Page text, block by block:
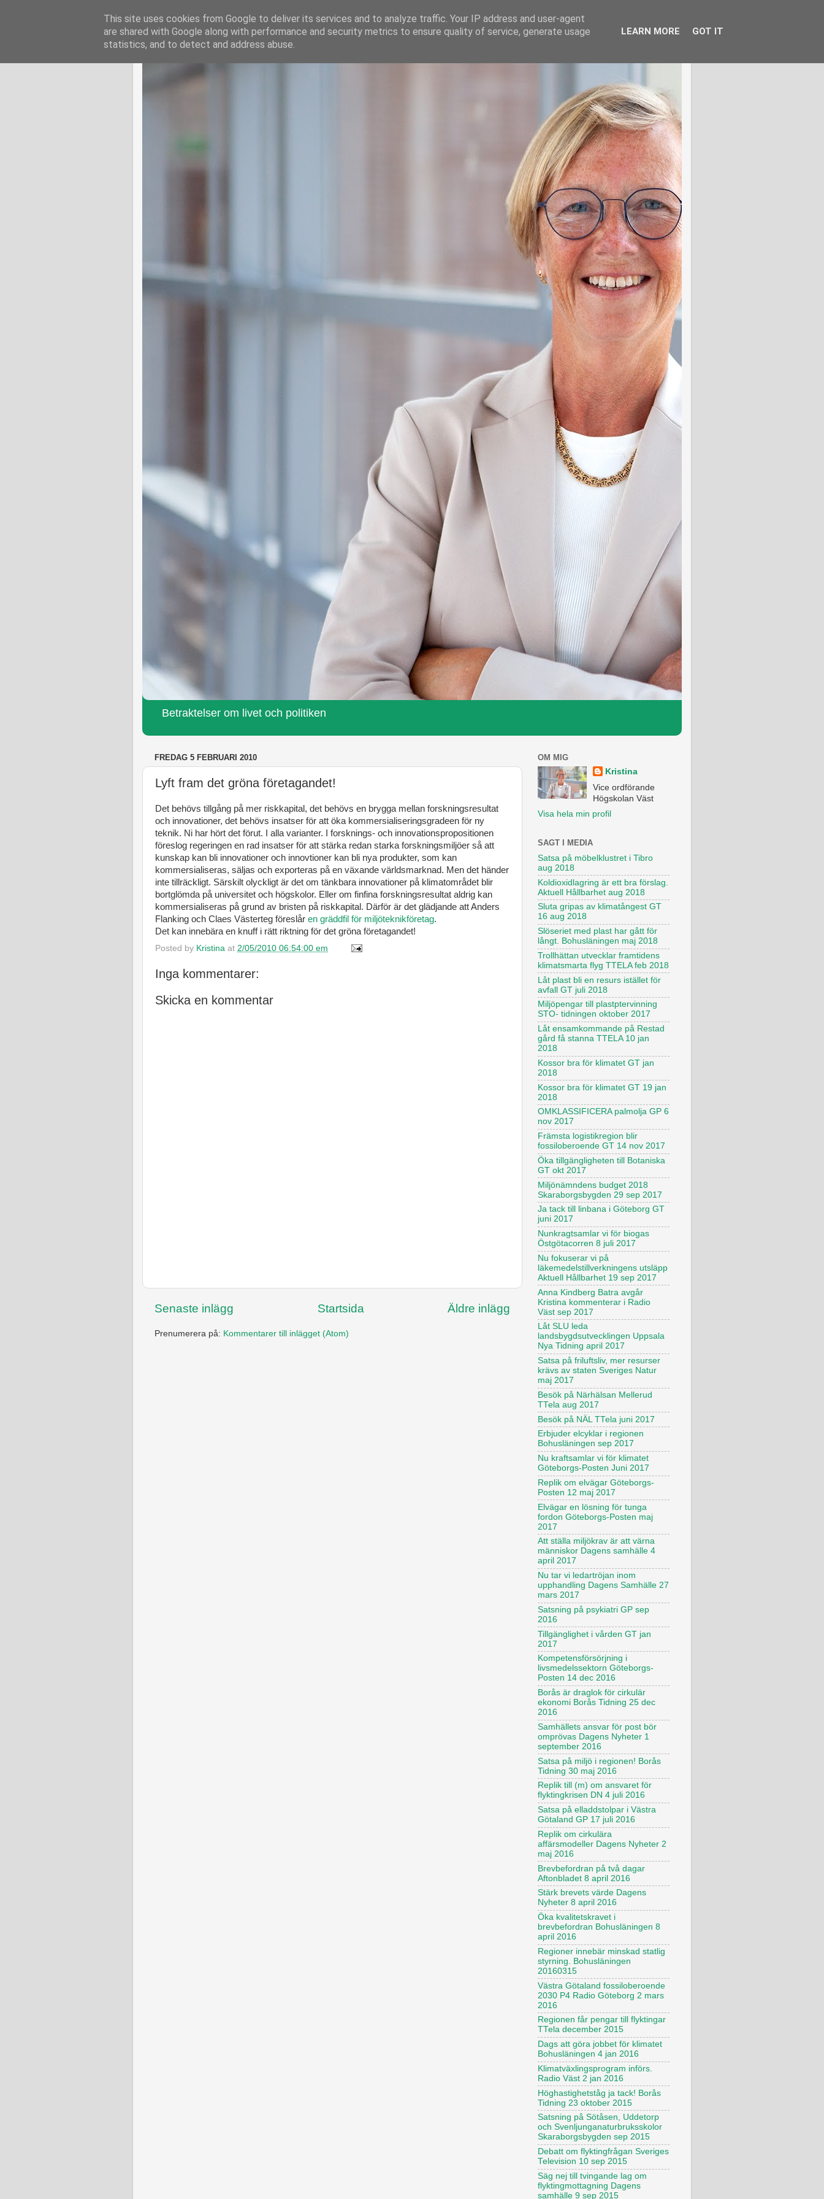
Betraktelser om livet och politiken
FREDAG 5 FEBRUARI 2010
Lyft fram det gröna företagandet!
Det behövs tillgång på mer riskkapital, det behövs en brygga mellan forskningsresultat
och innovationer, det behövs insatser för att öka kommersialiseringsgradeen för ny
teknik. Ni har hört det förut. I alla varianter. I forsknings- och innovationspropositionen
föreslog regeringen en rad insatser för att stärka redan starka forskningsmiljöer så att
kunskap kan bli innovationer och innovtioner kan bli nya produkter, som kan
kommersialiseras, säljas och exporteras på en växande världsmarknad. Men det händer
inte tillräckligt. Särskilt olyckligt är det om tänkbara innovationer på klimatområdet blir
bortglömda på universitet och högskolor. Eller om finfina forskningsresultat aldrig kan
kommersialiseras på grund av bristen på riskkapital. Därför är det glädjande att Anders
Flanking och Claes Västerteg föreslår en gräddfil för miljöteknikföretag.
Det kan innebära en knuff i rätt riktning för det gröna företagandet!
Posted by Kristina at 2/05/2010 06:54:00 em
Inga kommentarer:
Skicka en kommentar
Senaste inlägg Äldre inlägg
Startsida
Prenumerera på: Kommentarer till inlägget (Atom)
OM MIG
Kristina
Vice ordförande
Högskolan Väst
Visa hela min profil
SAGT I MEDIA
Satsa på möbelklustret i Tibro
aug 2018
Koldioxidlagring är ett bra förslag.
Aktuell Hållbarhet aug 2018
Sluta gripas av klimatångest GT
16 aug 2018
Slöseriet med plast har gått för
långt. Bohusläningen maj 2018
Trollhättan utvecklar framtidens
klimatsmarta flyg TTELA feb 2018
Låt plast bli en resurs istället för
avfall GT juli 2018
Miljöpengar till plastptervinning
STO- tidningen oktober 2017
Låt ensamkommande på Restad
gård få stanna TTELA 10 jan
2018
Kossor bra för klimatet GT jan
2018
Kossor bra för klimatet GT 19 jan
2018
OMKLASSIFICERA palmolja GP 6
nov 2017
Främsta logistikregion blir
fossiloberoende GT 14 nov 2017
Öka tillgängligheten till Botaniska
GT okt 2017
Miljönämndens budget 2018
Skaraborgsbygden 29 sep 2017
Ja tack till linbana i Göteborg GT
juni 2017
Nunkragtsamlar vi för biogas
Östgötacorren 8 juli 2017
Nu fokuserar vi på
läkemedelstillverkningens utsläpp
Aktuell Hållbarhet 19 sep 2017
Anna Kindberg Batra avgår
Kristina kommenterar i Radio
Väst sep 2017
Låt SLU leda
landsbygdsutvecklingen Uppsala
Nya Tidning april 2017
Satsa på friluftsliv, mer resurser
krävs av staten Sveriges Natur
maj 2017
Besök på Närhälsan Mellerud
TTela aug 2017
Besök på NÄL TTela juni 2017
Erbjuder elcyklar i regionen
Bohusläningen sep 2017
Nu kraftsamlar vi för klimatet
Göteborgs-Posten Juni 2017
Replik om elvägar Göteborgs-
Posten 12 maj 2017
Elvägar en lösning för tunga
fordon Göteborgs-Posten maj
2017
Att ställa miljökrav är att värna
människor Dagens samhälle 4
april 2017
Nu tar vi ledartröjan inom
upphandling Dagens Samhälle 27
mars 2017
Satsning på psykiatri GP sep
2016
Tillgänglighet i vården GT jan
2017
Kompetensförsörjning i
livsmedelssektorn Göteborgs-
Posten 14 dec 2016
Borås är draglok för cirkulär
ekonomi Borås Tidning 25 dec
2016
Samhällets ansvar för post bör
omprövas Dagens Nyheter 1
september 2016
Satsa på miljö i regionen! Borås
Tidning 30 maj 2016
Replik till (m) om ansvaret för
flyktingkrisen DN 4 juli 2016
Satsa på elladdstolpar i Västra
Götaland GP 17 juli 2016
Replik om cirkulära
affärsmodeller Dagens Nyheter 2
maj 2016
Brevbefordran på två dagar
Aftonbladet 8 april 2016
Stärk brevets värde Dagens
Nyheter 8 april 2016
Öka kvalitetskravet i
brevbefordran Bohusläningen 8
april 2016
Regioner innebär minskad statlig
styrning. Bohusläningen
20160315
Västra Götaland fossiloberoende
2030 P4 Radio Göteborg 2 mars
2016
Regionen får pengar till flyktingar
TTela december 2015
Dags att göra jobbet för klimatet
Bohusläningen 4 jan 2016
Klimatväxlingsprogram införs.
Radio Väst 2 jan 2016
Höghastighetståg ja tack! Borås
Tidning 23 oktober 2015
Satsning på Sötåsen, Uddetorp
och Svenljunganaturbruksskolor
Skaraborgsbygden sep 2015
Debatt om flyktingfrågan Sveriges
Television 10 sep 2015
Säg nej till tvingande lag om
flyktingmottagning Dagens
samhälle 9 sep 2015
This site uses cookies from Google to deliver its services and to analyze traffic. Your IP address and user-agent
are shared with Google along with performance and security metrics to ensure quality of service, generate usage
statistics, and to detect and address abuse.
LEARN MORE GOT IT